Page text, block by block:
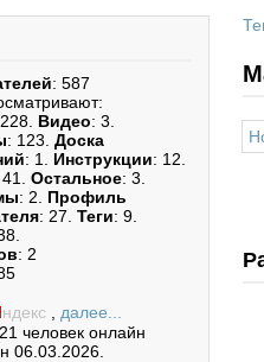
: 587
Видео: 3.
: 123. Доска
: 1. Инструкции: 12.
Остальное: 3.
: 2. Профиль
: 27. Теги: 9.
: 2
ндекс
далее...
человек онлайн
06.03.2026.